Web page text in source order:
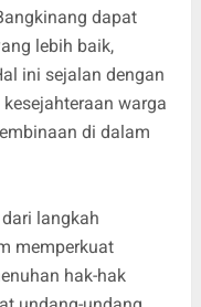
dapat
lebih baik,
ini sejalan dengan
warga
di dalam
langkah
memperkuat
hak-hak